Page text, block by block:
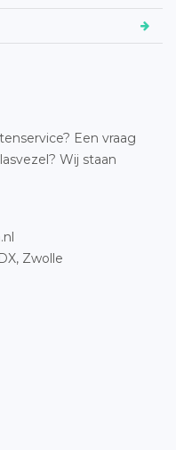
Een vraag
Wij staan
Zwolle